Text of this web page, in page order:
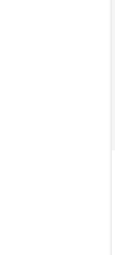
Willer, Manuel;